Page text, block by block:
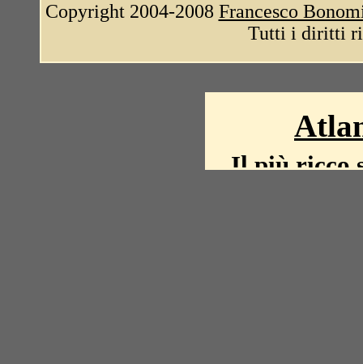
Copyright 2004-2008 Francesco
Tutti i diritti
Il più ricco